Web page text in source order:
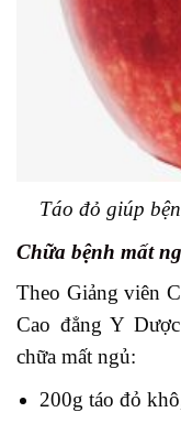
Táo đỏ giúp
Chữa bệnh mất
Theo Giảng viên
Cao đẳng Y
chữa mất ngủ:
200g táo đỏ